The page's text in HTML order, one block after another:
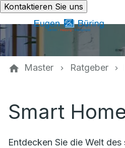
Kontaktieren Sie uns
Master Ratgeber
Smart
Entdecken Sie die Welt